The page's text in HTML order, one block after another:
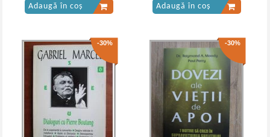
Adaugă în coș Adaugă în coș
-30% -30%